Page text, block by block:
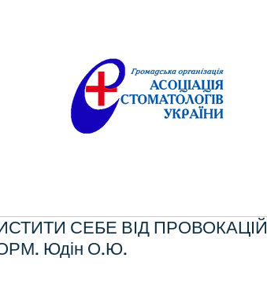
СЕБЕ ВІД ПРОВОКАЦІЙ
Юдін О.Ю.